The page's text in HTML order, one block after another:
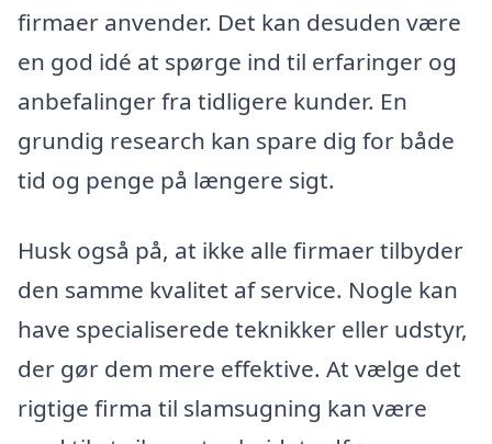
firmaer anvender. Det kan desuden være
en god idé at spørge ind til erfaringer og
anbefalinger fra tidligere kunder. En
grundig research kan spare dig for både
tid og penge på længere sigt.
Husk også på, at ikke alle firmaer tilbyder
den samme kvalitet af service. Nogle kan
have specialiserede teknikker eller udstyr,
der gør dem mere effektive. At vælge det
rigtige firma til slamsugning kan være